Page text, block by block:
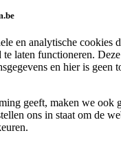
en analytische cookies
laten functioneren.
en hier is geen
geeft, maken we ook
ons in staat om de